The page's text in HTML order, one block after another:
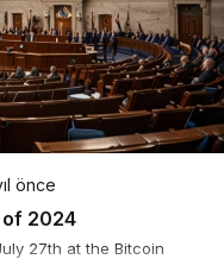
önce
of 2024
27th at the Bitcoin